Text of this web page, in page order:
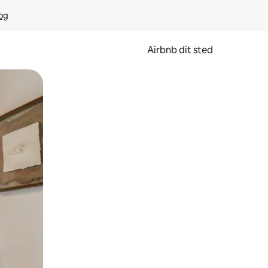
Airbnb dit sted